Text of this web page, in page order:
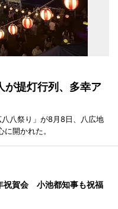
提灯行列、多幸ア
八祭り」が8月8日、八広地
開かれた。
祝賀会 小池都知事も祝福